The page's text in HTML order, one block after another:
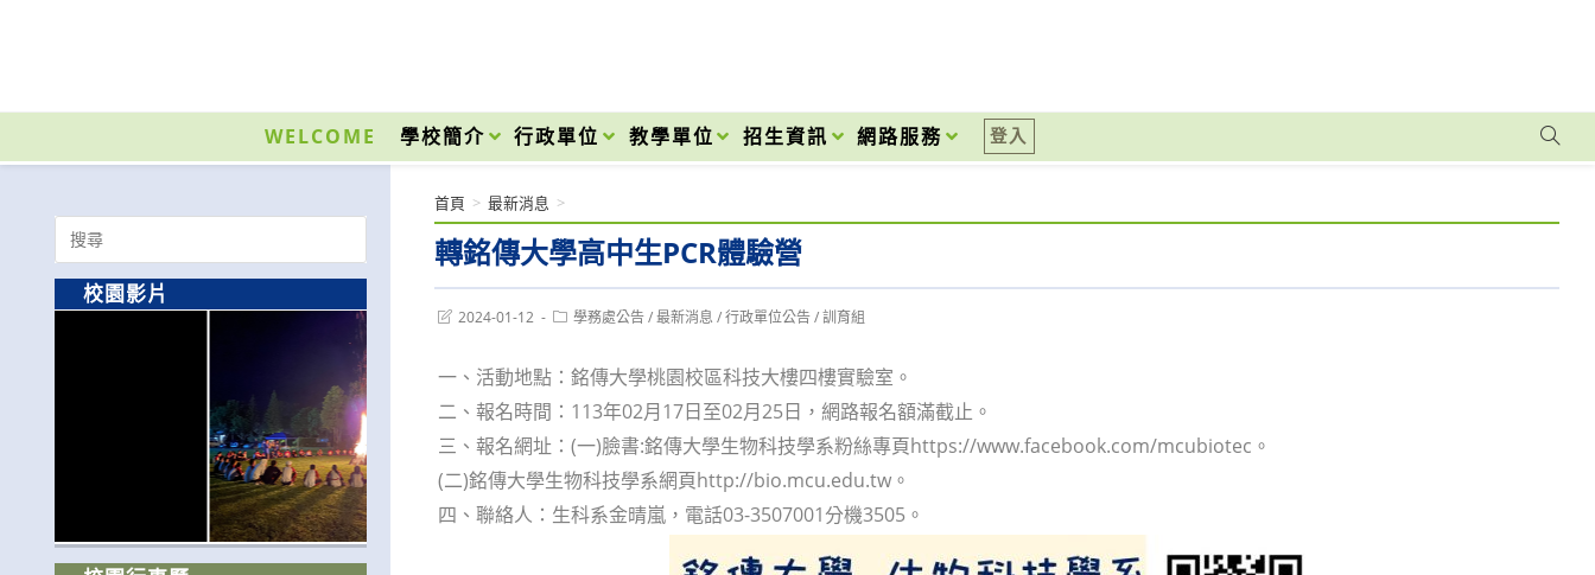
內
WELCOME 學校簡介 行政單位 教學單位 招生資訊 網路服務 登入
轉銘傳大學高中生PCR體驗營
首頁 > 最新消息 >
Post2024-01-12
Post學務處公告 / 最新消息 / 行政單位公告 / 訓育組
一、活動地點：銘傳大學桃園校區科技大樓四樓實驗室。
二、報名時間：113年02月17日至02月25日，網路報名額滿截止。
三、報名網址：(一)臉書:銘傳大學生物科技學系粉絲專頁https://www.facebook.com/mcubiotec。
(二)銘傳大學生物科技學系網頁http://bio.mcu.edu.tw。
四、聯絡人：生科系金晴嵐，電話03-3507001分機3505。
Search
for:
校園影片